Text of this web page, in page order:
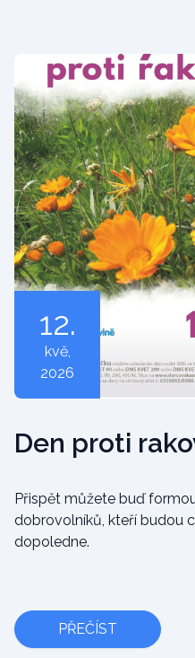
12.
kvě,
2026
Den proti
Přispět můžete buď
dobrovolníků, kteří budou
dopoledne.
PŘEČÍST